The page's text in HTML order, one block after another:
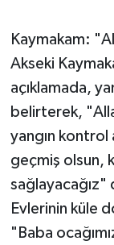
Kaymakam:
Akseki
açıklamada,
belirterek,
yangın kontrol
geçmiş olsun,
sağlayacağız"
Evlerinin küle
"Baba